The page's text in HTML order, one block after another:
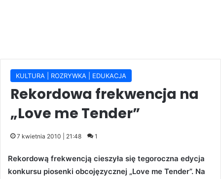
KULTURA | ROZRYWKA | EDUKACJA
Rekordowa frekwencja na
„Love me Tender”
7 kwietnia 2010 | 21:48 1
Rekordową frekwencją cieszyła się tegoroczna edycja
konkursu piosenki obcojęzycznej „Love me Tender”. Na